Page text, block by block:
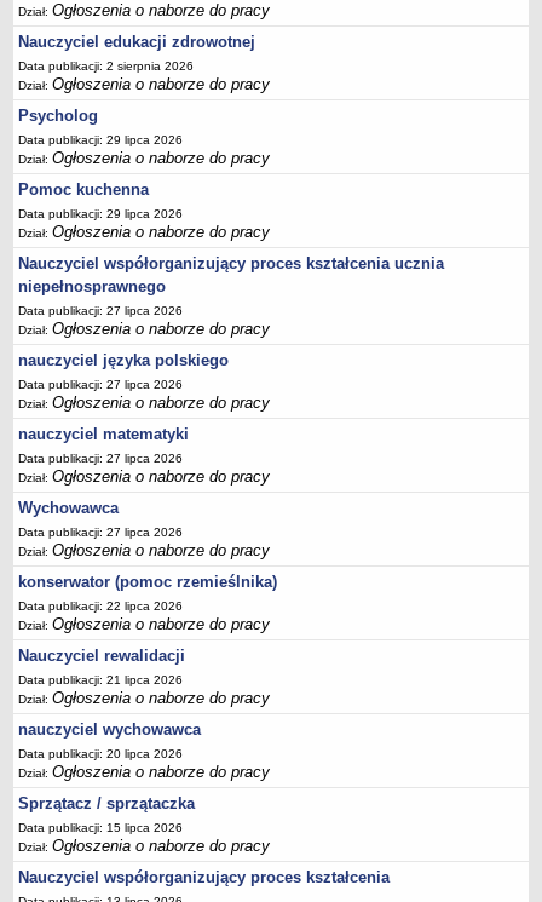
Dział:Ogłoszenia o naborze do pracy
Nauczyciel edukacji zdrowotnej
Data publikacji: 2 sierpnia 2026
Dział:Ogłoszenia o naborze do pracy
Psycholog
Data publikacji: 29 lipca 2026
Dział:Ogłoszenia o naborze do pracy
Pomoc kuchenna
Data publikacji: 29 lipca 2026
Dział:Ogłoszenia o naborze do pracy
Nauczyciel współorganizujący proces kształcenia ucznia
niepełnosprawnego
Data publikacji: 27 lipca 2026
Dział:Ogłoszenia o naborze do pracy
nauczyciel języka polskiego
Data publikacji: 27 lipca 2026
Dział:Ogłoszenia o naborze do pracy
nauczyciel matematyki
Data publikacji: 27 lipca 2026
Dział:Ogłoszenia o naborze do pracy
Wychowawca
Data publikacji: 27 lipca 2026
Dział:Ogłoszenia o naborze do pracy
konserwator (pomoc rzemieślnika)
Data publikacji: 22 lipca 2026
Dział:Ogłoszenia o naborze do pracy
Nauczyciel rewalidacji
Data publikacji: 21 lipca 2026
Dział:Ogłoszenia o naborze do pracy
nauczyciel wychowawca
Data publikacji: 20 lipca 2026
Dział:Ogłoszenia o naborze do pracy
Sprzątacz / sprzątaczka
Data publikacji: 15 lipca 2026
Dział:Ogłoszenia o naborze do pracy
Nauczyciel współorganizujący proces kształcenia